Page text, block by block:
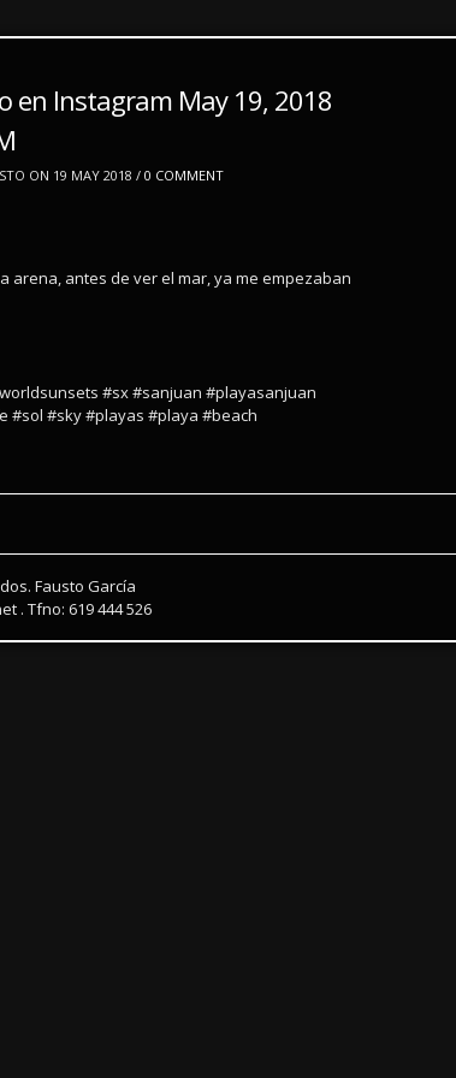
en Instagram May 19, 2018
ON 19 MAY 2018 / 0 COMMENT
arena, antes de ver el mar, ya me empezaban
#sx #sanjuan #playasanjuan
#sol #sky #playas #playa #beach
Fausto García
. Tfno: 619 444 526